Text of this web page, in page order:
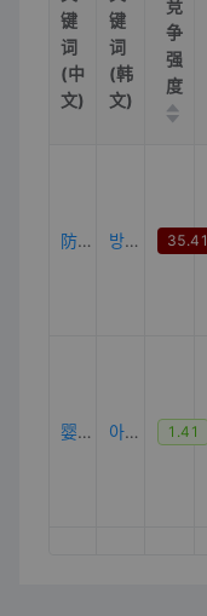
键
词
(中
文)
键
词
(韩
文)
竞
争
强
度
防水垫 방수패드 35.41
婴儿防水垫 아기방수패드 1.41